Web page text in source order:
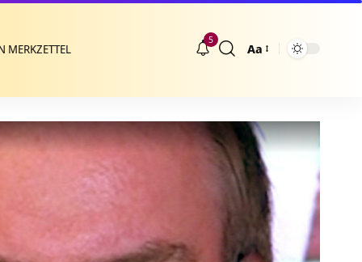
MERKZETTEL
5
Größenänderung
Aa